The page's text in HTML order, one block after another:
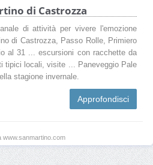
di Castrozza
di attività per vivere l'emozione
di Castrozza, Passo Rolle, Primiero
al 31 ... escursioni con racchette da
tipici locali, visite ... Paneveggio Pale
stagione invernale.
Approfondisci
www.sanmartino.com